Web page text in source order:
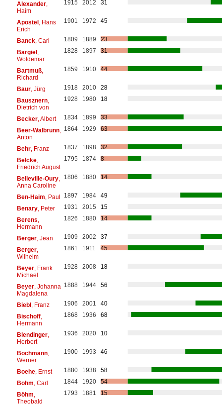
Alexander,
Haim
1915 2012 31
Apostel, Hans
Erich
1901 1972 45
Banck, Carl 1809 1889
23
Bargiel,
Woldemar
1828 1897 31
Bartmuß,
Richard
1859 1910 44
Baur, Jürg 1918 2010
28
Bausznern,
Dietrich von
1928 1980 18
Becker, Albert 1834 1899
33
Beer-Walbrunn,
Anton
1864 1929 63
Behr, Franz 1837 1898
32
Belcke,
Friedrich August
1795 1874 8
Belleville-Oury,
Anna Caroline
1806 1880 14
Ben-Haim , Paul 1897 1984
49
Benary, Peter 1931 2015
15
Berens
Hermann
1826 1880 14
Berger, Jean 1909 2002
37
Berger,
Wilhelm
1861 1911 45
Beyer, Frank
Michael
1928 2008 18
Beyer, Johanna
Magdalena
1888 1944 56
Biebl, Franz 1906 2001
40
Bischoff,
Hermann
1868 1936 68
Blendinger,
Herbert
1936 2020 10
Bochmann,
Werner
1900 1993 46
Boehe, Ernst 1880 1938
58
Bohm , Carl 1844 1920
54
Böhm
Theobald
1793 1881 15